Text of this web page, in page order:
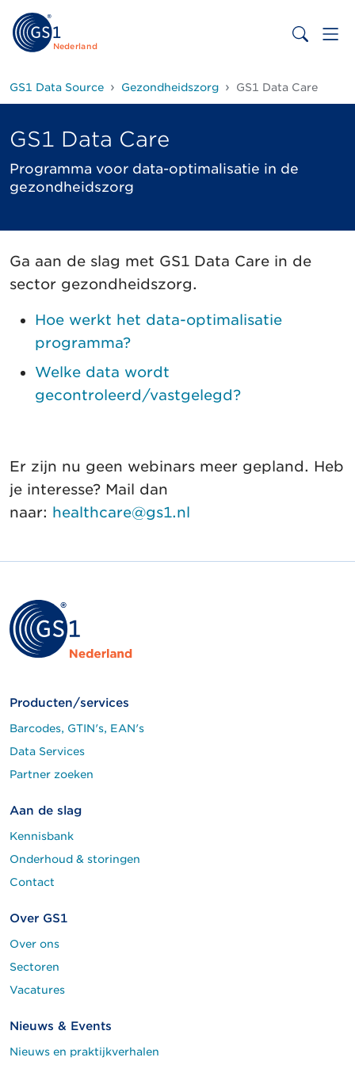
Nederland
GS1 Data Source Gezondheidszorg GS1 Data Care
GS1 Data Care
Programma voor data-optimalisatie in de
gezondheidszorg
Ga aan de slag met GS1 Data Care in de
sector gezondheidszorg.
Hoe werkt het data-optimalisatie
programma?
Welke data wordt
gecontroleerd/vastgelegd?
Er zijn nu geen webinars meer gepland. Heb
je interesse? Mail dan
naar: healthcare@gs1.nl
Producten/services
Barcodes, GTIN's, EAN's
Data Services
Partner zoeken
Aan de slag
Kennisbank
Onderhoud & storingen
Contact
Over GS1
Over ons
Sectoren
Vacatures
Nieuws & Events
Nieuws en praktijkverhalen